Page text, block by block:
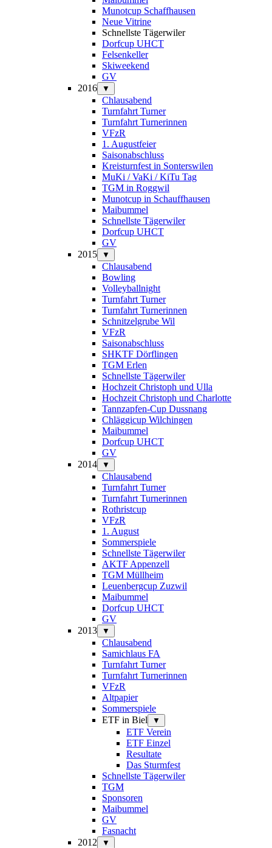
Munotcup Schaffhausen
Neue Vitrine
Schnellste Tägerwiler
Dorfcup UHCT
Felsenkeller
Skiweekend
GV
2016
▼
Chlausabend
Turnfahrt Turner
Turnfahrt Turnerinnen
VFzR
1. Augustfeier
Saisonabschluss
Kreisturnfest in Sonterswilen
MuKi / VaKi / KiTu Tag
TGM in Roggwil
Munotcup in Schauffhausen
Maibummel
Schnellste Tägerwiler
Dorfcup UHCT
GV
2015
▼
Chlausabend
Bowling
Volleyballnight
Turnfahrt Turner
Turnfahrt Turnerinnen
Schnitzelgrube Wil
VFzR
Saisonabschluss
SHKTF Dörflingen
TGM Erlen
Schnellste Tägerwiler
Hochzeit Christoph und Ulla
Hochzeit Christoph und Charlotte
Tannzapfen-Cup Dussnang
Chläggicup Wilchingen
Maibummel
Dorfcup UHCT
GV
2014
▼
Chlausabend
Turnfahrt Turner
Turnfahrt Turnerinnen
Rothristcup
VFzR
1. August
Sommerspiele
Schnellste Tägerwiler
AKTF Appenzell
TGM Müllheim
Leuenbergcup Zuzwil
Maibummel
Dorfcup UHCT
GV
2013
▼
Chlausabend
Samichlaus FA
Turnfahrt Turner
Turnfahrt Turnerinnen
VFzR
Altpapier
Sommerspiele
ETF in Biel
▼
ETF Verein
ETF Einzel
Resultate
Das Sturmfest
Schnellste Tägerwiler
TGM
Sponsoren
Maibummel
GV
Fasnacht
2012
▼